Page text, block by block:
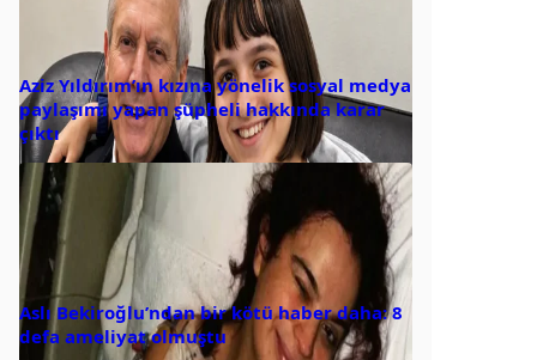
Aziz Yıldırım’ın kızına yönelik sosyal medya
paylaşımı yapan şüpheli hakkında karar
çıktı
Aslı Bekiroğlu’ndan bir kötü haber daha: 8
defa ameliyat olmuştu